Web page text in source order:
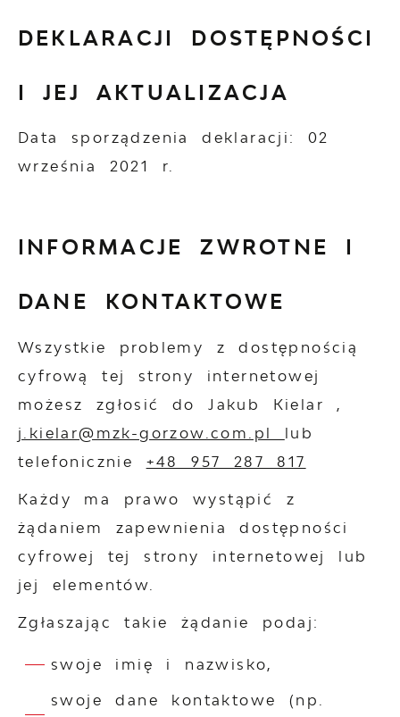
DEKLARACJI DOSTĘPNOŚCI
I JEJ AKTUALIZACJA
Data sporządzenia deklaracji: 02
września 2021 r.
INFORMACJE ZWROTNE I
DANE KONTAKTOWE
Wszystkie problemy z dostępnością
cyfrową tej strony internetowej
możesz zgłosić doJakub Kielar ,
j.kielar@mzk-gorzow.com.pl lub
telefonicznie +48 957 287 817
Każdy ma prawo wystąpić z
żądaniem zapewnienia dostępności
cyfrowej tej strony internetowej lub
jej elementów.
Zgłaszając takie żądanie podaj:
swoje imię i nazwisko,
swoje dane kontaktowe (np.